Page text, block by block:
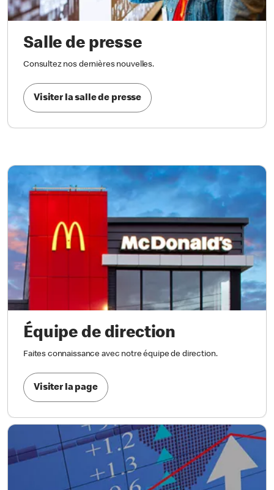
Salle de presse
Consultez nos dernières nouvelles.
Visiter la salle de presse
Équipe de direction
Faites connaissance avec notre équipe de direction.
Visiter la page